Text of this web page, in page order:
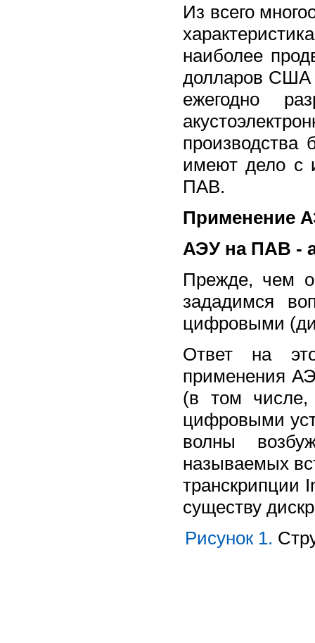
Из всего
наиболее
долларов США
ежегодно
имеют дело с
ПАВ.
Применение
АЭУ на ПАВ -
Прежде, чем
зададимся
цифровыми
Ответ на
применения
(в том числе,
цифровыми
волны
называемых
транскрипции
существу
Рисунок 1.